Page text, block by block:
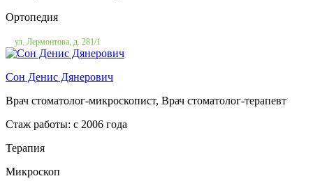
Ортопедия
ул. Лермонтова, д. 281/1
Сон Денис Дянерович
Врач стоматолог-микроскопист, Врач стоматолог-терапевт
Стаж работы: c 2006 года
Терапия
Микроскоп